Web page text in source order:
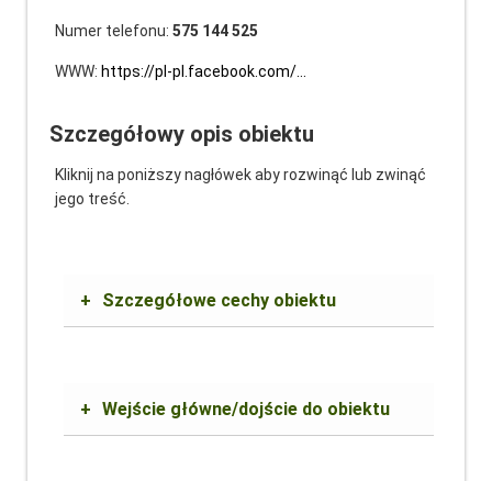
Numer telefonu: 575 144 525
WWW: https://pl-pl.facebook.com/…
Szczegółowy opis obiektu
Kliknij na poniższy nagłówek aby rozwinąć lub zwinąć
jego treść.
+ Szczegółowe cechy obiektu
+ Wejście główne/dojście do obiektu